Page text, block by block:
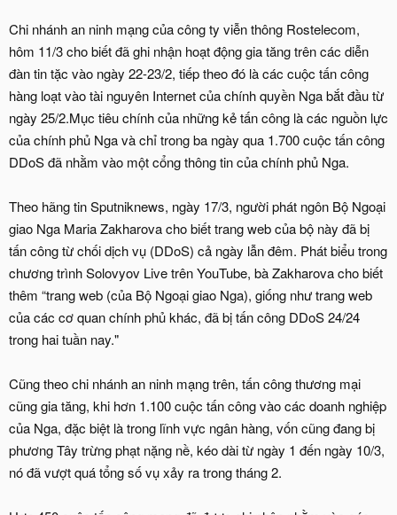
Chi nhánh an ninh mạng của công ty viễn thông Rostelecom,
hôm 11/3 cho biết đã ghi nhận hoạt động gia tăng trên các diễn
đàn tin tặc vào ngày 22-23/2, tiếp theo đó là các cuộc tấn công
hàng loạt vào tài nguyên Internet của chính quyền Nga bắt đầu từ
ngày 25/2.Mục tiêu chính của những kẻ tấn công là các nguồn lực
của chính phủ Nga và chỉ trong ba ngày qua 1.700 cuộc tấn công
DDoS đã nhằm vào một cổng thông tin của chính phủ Nga.
Theo hãng tin Sputniknews, ngày 17/3, người phát ngôn Bộ Ngoại
giao Nga Maria Zakharova cho biết trang web của bộ này đã bị
tấn công từ chối dịch vụ (DDoS) cả ngày lẫn đêm. Phát biểu trong
chương trình Solovyov Live trên YouTube, bà Zakharova cho biết
thêm “trang web (của Bộ Ngoại giao Nga), giống như trang web
của các cơ quan chính phủ khác, đã bị tấn công DDoS 24/24
trong hai tuần nay."
Cũng theo chi nhánh an ninh mạng trên, tấn công thương mại
cũng gia tăng, khi hơn 1.100 cuộc tấn công vào các doanh nghiệp
của Nga, đặc biệt là trong lĩnh vực ngân hàng, vốn cũng đang bị
phương Tây trừng phạt nặng nề, kéo dài từ ngày 1 đến ngày 10/3,
nó đã vượt quá tổng số vụ xảy ra trong tháng 2.